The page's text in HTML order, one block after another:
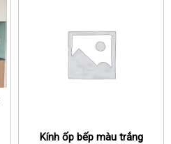
Kính ốp bếp màu trắng